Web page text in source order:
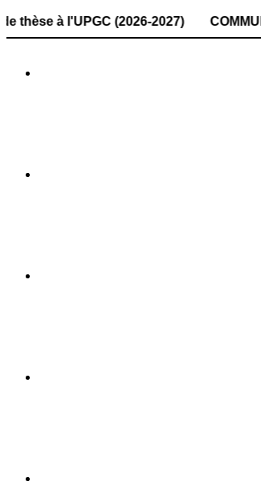
l'UPGC (2026-2027)